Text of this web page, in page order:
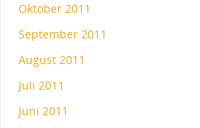
Oktober 2011
September 2011
August 2011
Juli 2011
Juni 2011